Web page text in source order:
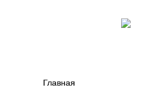
Главная